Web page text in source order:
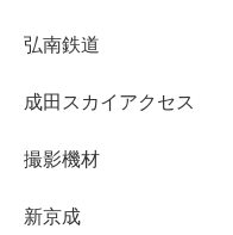
弘南鉄道
成田スカイアクセス
撮影機材
新京成